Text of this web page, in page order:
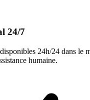
24/7
24h/24 dans le
humaine.